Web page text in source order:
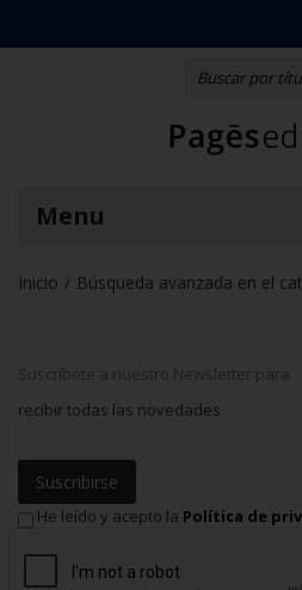
Menu
Inicio / Búsqueda avanzada en el
Suscríbete a nuestro Newsletter para
recibir todas las novedades
Suscribirse
He leído y acepto la Política de